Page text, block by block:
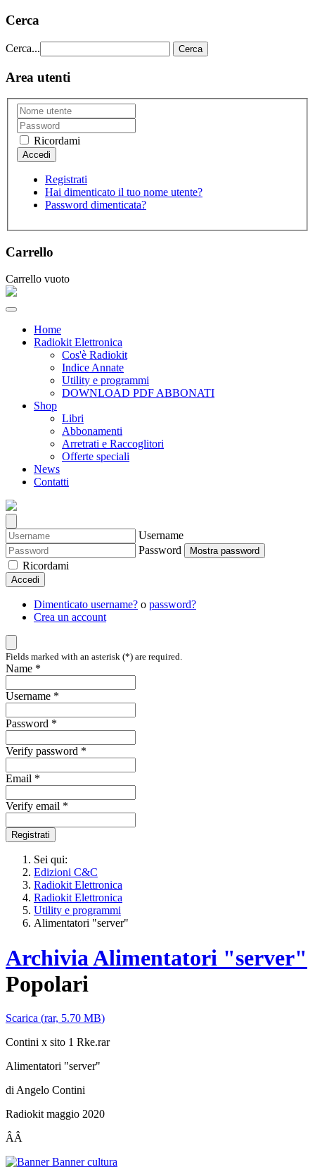
Cerca
Cerca... Cerca
Area utenti
Ricordami
Registrati
Hai dimenticato il tuo nome utente?
Password dimenticata?
Carrello
Carrello vuoto
Home
Radiokit Elettronica
Cos'è Radiokit
Indice Annate
Utility e programmi
DOWNLOAD PDF ABBONATI
Shop
Libri
Abbonamenti
Arretrati e Raccoglitori
Offerte speciali
News
Contatti
Username
Password
Mostra password
Ricordami
Accedi
Dimenticato username? o password?
Crea un account
Fields marked with an asterisk (*) are required.
Name *
Username *
Password *
Verify password *
Email *
Verify email *
Registrati
Sei qui:
Edizioni C&C
Radiokit Elettronica
Radiokit Elettronica
Utility e programmi
Alimentatori "server"
ArchiviaAlimentatori "server"
Popolari
Scarica (rar, 5.70 MB)
Contini x sito 1 Rke.rar
Alimentatori "server"
di Angelo Contini
Radiokit maggio 2020
ÂÂ